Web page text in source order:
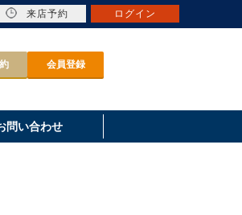
会員登録
問い合わせ
来店予約 ログイン